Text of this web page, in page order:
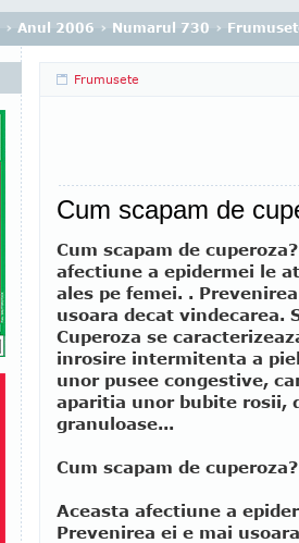
› Anul 2006 › Numarul 730 ›
Frumusete
Cum scapam de
Cum scapam de
afectiune a epidermei le
ales pe femei. .
usoara decat vindecarea.
Cuperoza se
inrosire intermitenta a
unor pusee congestive,
aparitia unor bubite rosii,
granuloase...
Cum scapam de cuperoza?
Aceasta afectiune a
Prevenirea ei e mai